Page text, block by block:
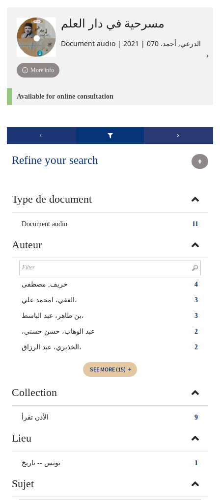
مسرحية في دار العلم
Document audio | الدرعي, أحمد. 070 | 2021
More info
Available for online consultation
Refine your search
Type de document
11
Document audio
Auteur
4 خريف, مصطفى
3 الفقي، امحمد علي،
3 بن طاهر، عبد الباسط،
2 ،عبد الوهاب، حسن حسني
2 الخذيري، عبد الرزاق،
SEE MORE (15)
Collection
9 الأذن تقرأ
Lieu
1 تونس -- تاريخ
Sujet